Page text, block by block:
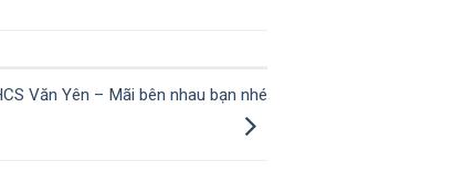
Văn Yên – Mãi bên nhau bạn nhé